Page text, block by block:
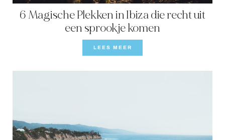
6 Magische Plekken in Ibiza die recht uit
een sprookje komen
LEES MEER